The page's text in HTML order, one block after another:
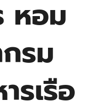
หอม
รม
รเรือ